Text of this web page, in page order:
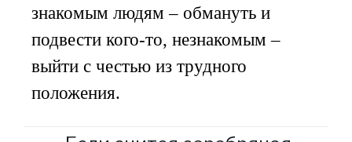
знакомым людям – обмануть и
подвести кого-то, незнакомым –
выйти с честью из трудного
положения.